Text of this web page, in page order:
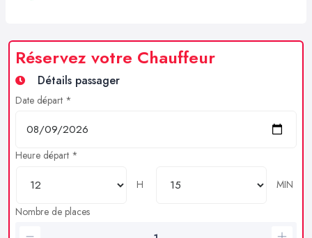
Réservez votre Chauffeur
Détails passager
Date départ *
Heure départ *
H
MIN
Nombre de places